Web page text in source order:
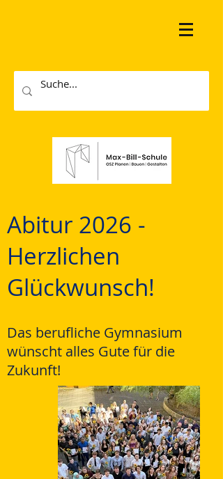
Abitur 2026 -
Herzlichen
Glückwunsch!
Das berufliche Gymnasium
wünscht alles Gute für die
Zukunft!